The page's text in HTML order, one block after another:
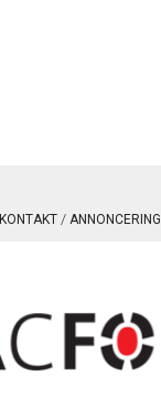
KONTAKT ANNONCERING